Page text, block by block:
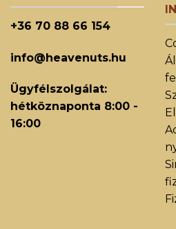
+36 70 88 66 154
info@heavenuts.hu
Ügyfélszolgálat:
hétköznaponta 8:00 -
16:00